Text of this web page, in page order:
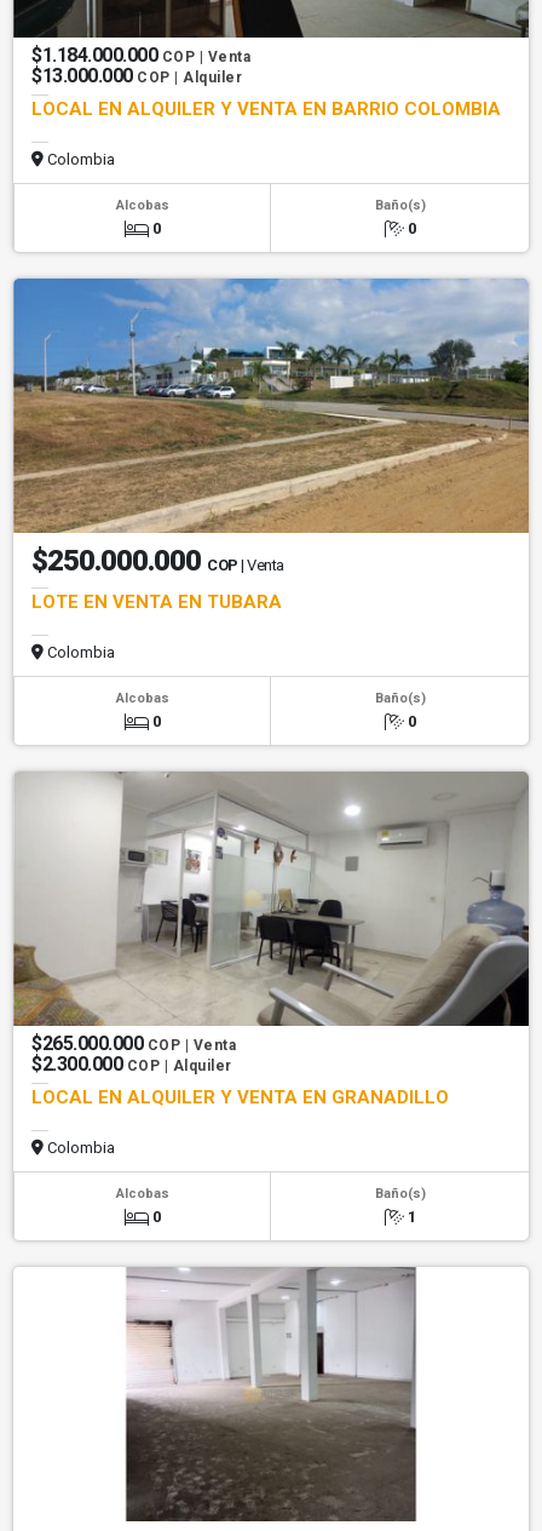
$1.184.000.000 COP | Venta
$13.000.000 COP | Alquiler
LOCAL EN ALQUILER Y VENTA EN BARRIO COLOMBIA
Colombia
Alcobas
0
Baño(s)
0
$250.000.000 COP | Venta
LOTE EN VENTA EN TUBARA
Colombia
Alcobas
0
Baño(s)
0
$265.000.000 COP | Venta
$2.300.000 COP | Alquiler
LOCAL EN ALQUILER Y VENTA EN GRANADILLO
Colombia
Alcobas
0
Baño(s)
1